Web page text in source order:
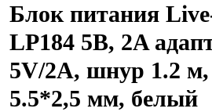
Блок питания
LP184 5В, 2A
5V/2A, шнур 1.2
5.5*2,5 мм, белый